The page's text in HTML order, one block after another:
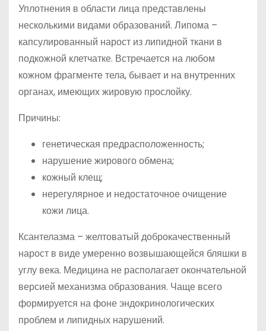
Уплотнения в области лица представлены
несколькими видами образований. Липома –
капсулированный нарост из липидной ткани в
подкожной клетчатке. Встречается на любом
кожном фрагменте тела, бывает и на внутренних
органах, имеющих жировую прослойку.
Причины:
генетическая предрасположенность;
нарушение жирового обмена;
кожный клещ;
нерегулярное и недостаточное очищение
кожи лица.
Ксантелазма – желтоватый доброкачественный
нарост в виде умеренно возвышающейся бляшки в
углу века. Медицина не располагает окончательной
версией механизма образования. Чаще всего
формируется на фоне эндокринологических
проблем и липидных нарушений.